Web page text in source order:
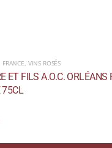
, VINS ROSÉS
ET FILS A.O.C. ORLÉANS
75CL